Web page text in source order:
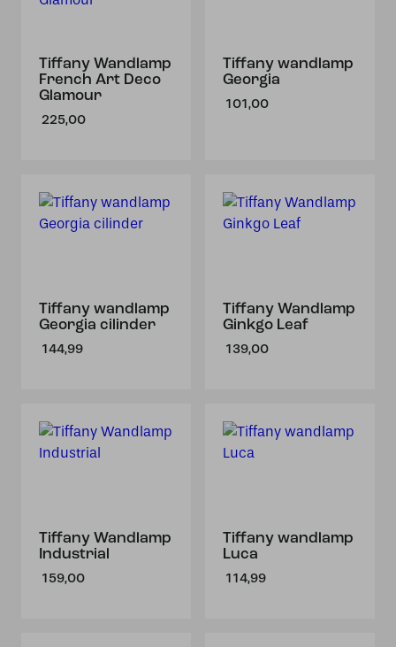
Tiffany Wandlamp
French Art Deco
Glamour
225,00
Tiffany wandlamp
Georgia
101,00
Tiffany wandlamp
Georgia cilinder
144,99
Tiffany Wandlamp
Ginkgo Leaf
139,00
Tiffany Wandlamp
Industrial
159,00
Tiffany wandlamp
Luca
114,99